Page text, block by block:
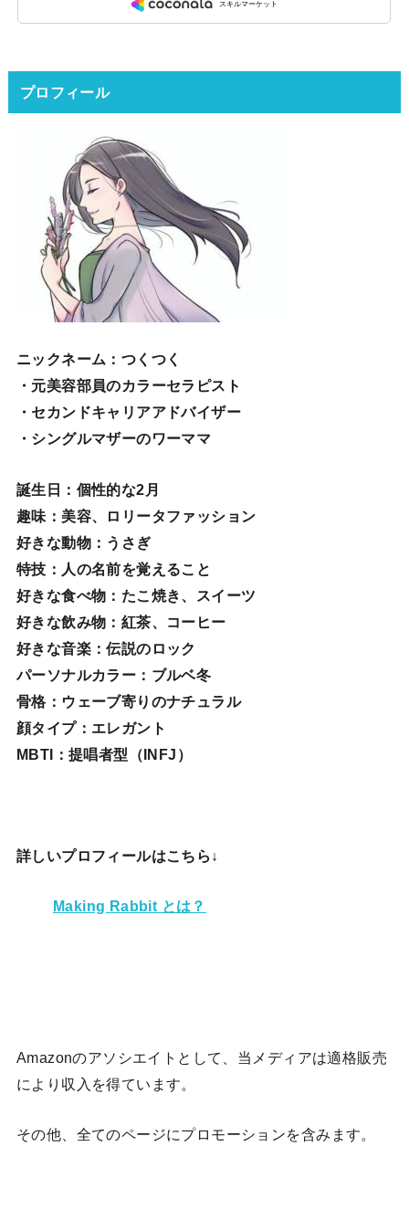
プロフィール
ニックネーム ：つくつく
・元美容部員のカラーセラピスト
・セカンドキャリアアドバイザー
・シングルマザーのワーママ
誕生日 ：個性的な2月
趣味 ：美容、ロリータファッション
好きな動物：うさぎ
特技 ：人の名前を覚えること
好きな食べ物 ：たこ焼き、スイーツ
好きな飲み物：紅茶、コーヒー
好きな音楽：伝説のロック
パーソナルカラー：ブルベ冬
骨格：ウェーブ寄りのナチュラル
顔タイプ：エレガン ト
MBTI：提唱者型（INFJ）
詳しいプロフィールはこちら↓
Making Rabbit とは？
Amazonのアソシエイトとして、当メディアは適格販売
により収入を得ています。
その他、全てのページにプロモーションを含みます。